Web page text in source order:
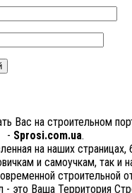
Вас на строительном
- Sprosi.com.ua.
на наших страницах,
и самоучкам, так и
строительной
- это Ваша Территория